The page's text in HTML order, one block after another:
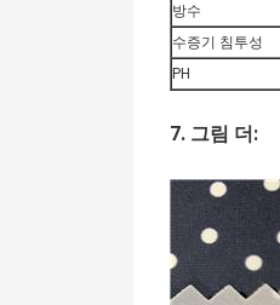
방수
수증기 침투성
PH
7. 그림 더: